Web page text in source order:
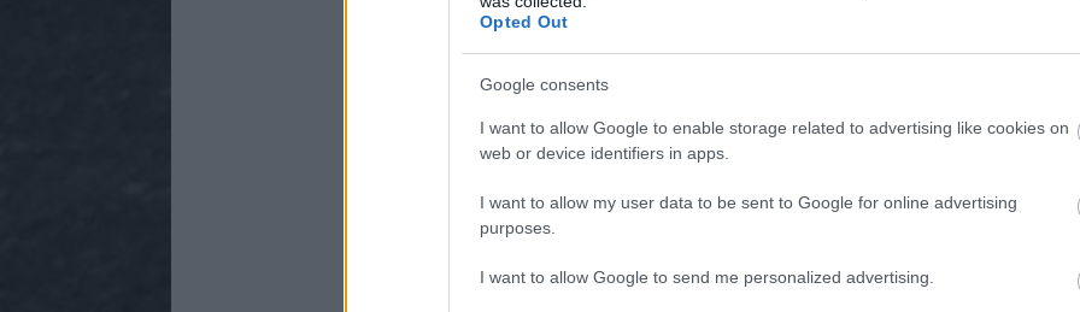
Opted Out
Google consents
I want to allow Google to enable storage related to advertising like cookies on
web or device identifiers in apps.
I want to allow my user data to be sent to Google for online advertising
purposes.
I want to allow Google to send me personalized advertising.